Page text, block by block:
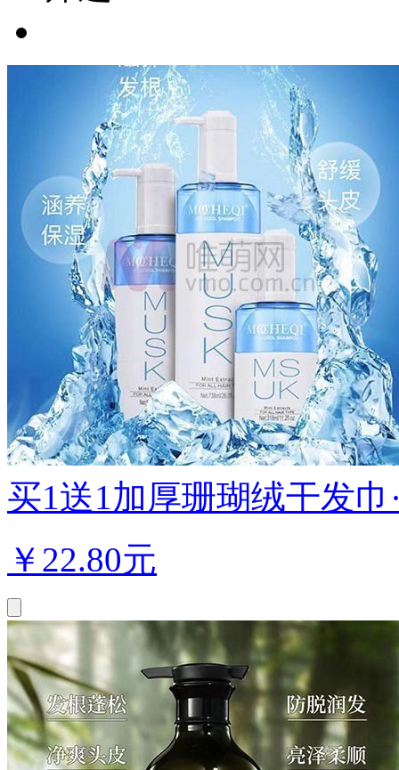
买1送1加厚珊瑚绒干发
￥ 22.80元